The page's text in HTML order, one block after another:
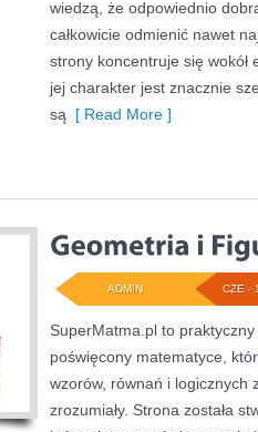
wiedzą, że odpowiednio
całkowicie odmienić nawet
strony koncentruje się wokół
jej charakter jest znacznie
są [ Read More ]
CZE -
ADMIN
SuperMatma.pl to
poświęcony matematyce,
wzorów, równań i logicznych
zrozumiały. Strona została